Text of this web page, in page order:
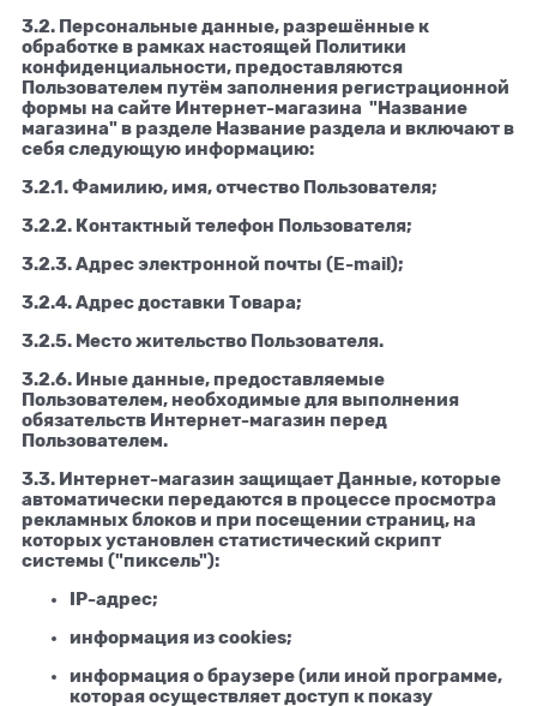
3.2. Персональные данные, разрешённые к
обработке в рамках настоящей Политики
конфиденциальности, предоставляются
Пользователем путём заполнения регистрационной
формы на сайте Интернет-магазина "Название
магазина" в разделе Название раздела и включают в
себя следующую информацию:
3.2.1. Фамилию, имя, отчество Пользователя;
3.2.2. Контактный телефон Пользователя;
3.2.3. Адрес электронной почты (E-mail);
3.2.4. Адрес доставки Товара;
3.2.5. Место жительство Пользователя.
3.2.6. Иные данные, предоставляемые
Пользователем, необходимые для выполнения
обязательств Интернет-магазин перед
Пользователем.
3.3. Интернет-магазин защищает Данные, которые
автоматически передаются в процессе просмотра
рекламных блоков и при посещении страниц, на
которых установлен статистический скрипт
системы ("пиксель"):
IP-адрес;
информация из cookies;
информация о браузере (или иной программе,
которая осуществляет доступ к показу